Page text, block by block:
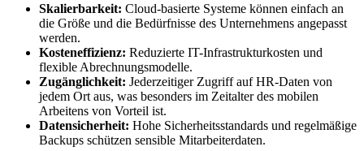
Skalierbarkeit: Cloud-basierte Systeme können einfach an
die Größe und die Bedürfnisse des Unternehmens angepasst
werden.
Kosteneffizienz: Reduzierte IT-Infrastrukturkosten und
flexible Abrechnungsmodelle.
Zugänglichkeit: Jederzeitiger Zugriff auf HR-Daten von
jedem Ort aus, was besonders im Zeitalter des mobilen
Arbeitens von Vorteil ist.
Datensicherheit: Hohe Sicherheitsstandards und regelmäßige
Backups schützen sensible Mitarbeiterdaten.